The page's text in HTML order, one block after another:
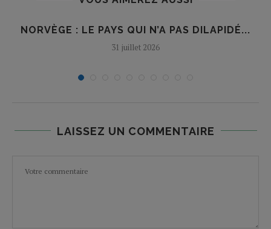
NORVÈGE : LE PAYS QUI N’A PAS DILAPIDÉ...
31 juillet 2026
LAISSEZ UN COMMENTAIRE